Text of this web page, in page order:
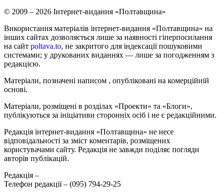
© 2009 – 2026 Інтернет-видання «Полтавщина»
Використання матеріалів інтернет-видання «Полтавщина» на
інших сайтах дозволяється лише за наявності гіперпосилання
на сайт poltava.to, не закритого для індексації пошуковими
системами; у друкованих виданнях — лише за погодженням з
редакцією.
Матеріали, позначені написом , опубліковані на комерційній
основі.
Матеріали, розміщені в розділах «Проекти» та «Блоги»,
публікуються за ініціативи сторонніх осіб і не є редакційними.
Редакція інтернет-видання «Полтавщина» не несе
відповідальності за зміст коментарів, розміщених
користувачами сайту. Редакція не завжди поділяє погляди
авторів публікацій.
Редакція –
Телефон редакції – (095) 794-29-25